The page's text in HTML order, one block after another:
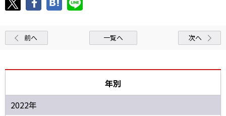
前へ 一覧へ 次へ
年別
2022年